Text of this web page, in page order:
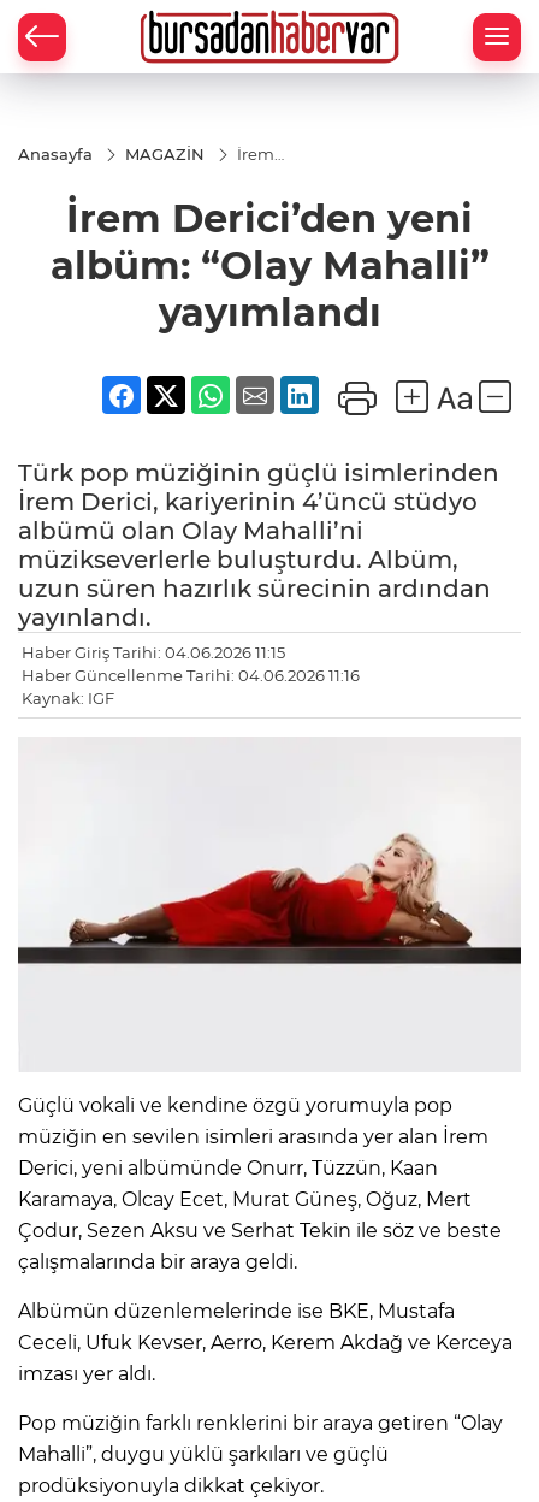
Anasayfa MAGAZİN
İrem
albüm:
“Olay
Mahalli”
yayımlandı
İrem Derici’den yeni
albüm: “Olay Mahalli”
yayımlandı
Türk pop müziğinin güçlü isimlerinden
İrem Derici, kariyerinin 4’üncü stüdyo
albümü olan Olay Mahalli’ni
müzikseverlerle buluşturdu. Albüm,
uzun süren hazırlık sürecinin ardından
yayınlandı.
Haber Giriş Tarihi: 04.06.2026 11:15
Haber Güncellenme Tarihi: 04.06.2026 11:16
Kaynak: IGF
Güçlü vokali ve kendine özgü yorumuyla pop
müziğin en sevilen isimleri arasında yer alan İrem
Derici, yeni albümünde Onurr, Tüzzün, Kaan
Karamaya, Olcay Ecet, Murat Güneş, Oğuz, Mert
Çodur, Sezen Aksu ve Serhat Tekin ile söz ve beste
çalışmalarında bir araya geldi.
Albümün düzenlemelerinde ise BKE, Mustafa
Ceceli, Ufuk Kevser, Aerro, Kerem Akdağ ve Kerceya
imzası yer aldı.
Pop müziğin farklı renklerini bir araya getiren “Olay
Mahalli”, duygu yüklü şarkıları ve güçlü
prodüksiyonuyla dikkat çekiyor.